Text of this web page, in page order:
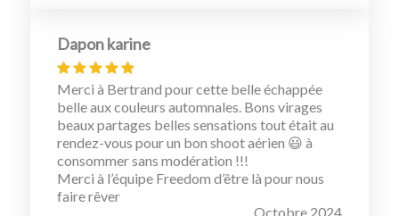
Dapon karine
Merci à Bertrand pour cette belle échappée
belle aux couleurs automnales. Bons virages
beaux partages belles sensations tout était au
rendez-vous pour un bon shoot aérien 😃 à
consommer sans modération !!!
Merci à l’équipe Freedom d’être là pour nous
faire rêver
Octobre 2024